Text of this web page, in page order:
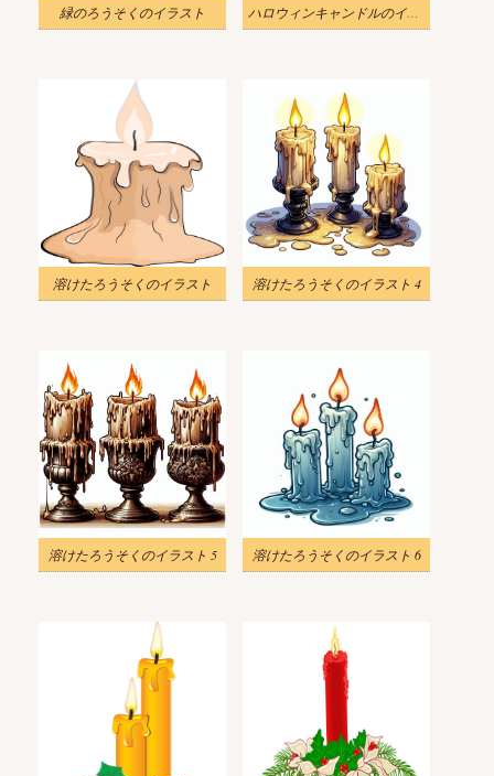
緑のろうそくのイラスト ハロウィンキャンドルのイラスト
溶けたろうそくのイラスト 溶けたろうそくのイラスト 4
溶けたろうそくのイラスト 5 溶けたろうそくのイラスト 6